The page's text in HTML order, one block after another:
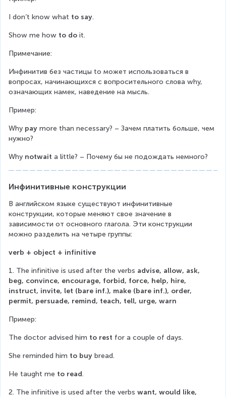
I don’t know what to say.
Show me how to do it.
Примечание:
Инфинитив без частицы to может использоваться в
вопросах, начинающихся с вопросительного слова why,
означающих намек, наведение на мысль.
Пример:
Why pay more than necessary? – Зачем платить больше, чем
нужно?
Why notwait a little? – Почему бы не подождать немного?
Инфинитивные конструкции
В английском языке существуют инфинитивные
конструкции, которые меняют свое значение в
зависимости от основного глагола. Эти конструкции
можно разделить на четыре группы:
verb + object + infinitive
1. The infinitive is used after the verbs advise, allow, ask,
beg, convince, encourage, forbid, force, help, hire,
instruct, invite, let (bare inf.), make (bare inf.), order,
permit, persuade, remind, teach, tell, urge, warn
Пример:
The doctor advised him to rest for a couple of days.
She reminded him to buy bread.
He taught me to read.
2. The infinitive is used after the verbs want, would like,